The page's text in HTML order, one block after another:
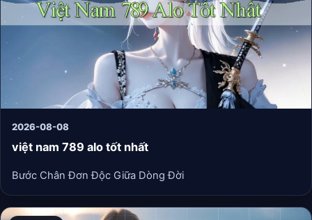
2026-08-08
việt nam 789 alo tốt nhất
Bước Chân Đơn Độc Giữa Dòng Đời